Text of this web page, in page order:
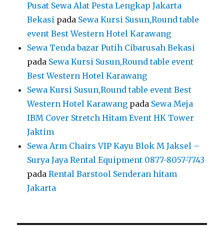
Pusat Sewa Alat Pesta Lengkap Jakarta
Bekasi pada Sewa Kursi Susun,Round table
event Best Western Hotel Karawang
Sewa Tenda bazar Putih Cibarusah Bekasi
pada Sewa Kursi Susun,Round table event
Best Western Hotel Karawang
Sewa Kursi Susun,Round table event Best
Western Hotel Karawang pada Sewa Meja
IBM Cover Stretch Hitam Event HK Tower
Jaktim
Sewa Arm Chairs VIP Kayu Blok M Jaksel –
Surya Jaya Rental Equipment 0877-8057-7743
padaRental Barstool Senderan hitam
Jakarta